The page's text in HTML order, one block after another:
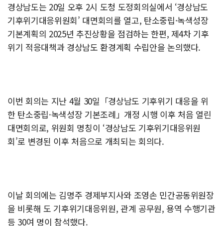
경상남도는 20일 오후 2시 도청 도정회의실에서 ‘경상남도
기후위기대응위원회’ 대면회의를 열고, 탄소중립·녹색성장
기본계획의 2025년 추진상황을 점검하는 한편, 제4차 기후
위기 적응대책과 경상남도 환경계획 수립안을 논의했다.
이번 회의는 지난 4월 30일「경상남도 기후위기 대응을 위
한 탄소중립·녹색성장 기본조례」개정 시행 이후 처음 열린
대면회의로, 위원회 명칭이 ‘경상남도 기후위기대응위원
회’로 변경된 이후 처음으로 개최되는 회의다.
이날 회의에는 김명주 경제부지사와 조영손 민간공동위원장
을 비롯해 도 기후위기대응위원, 관계 공무원, 용역 수행기관
등 30여 명이 참석했다.